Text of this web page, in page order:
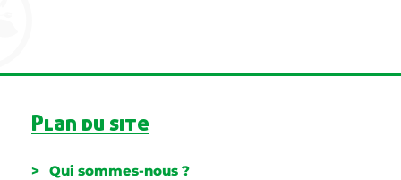
Plan du site
Qui sommes-nous ?